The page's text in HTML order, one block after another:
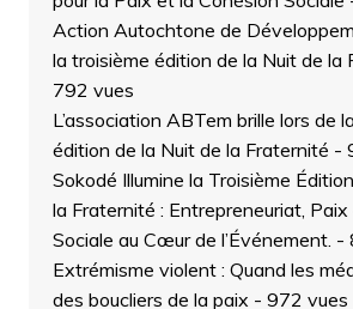
Action Autochtone de
la troisième édition de la Nuit de la
792 vues
L’association ABTem brille lors de
édition de la Nuit de la Fraternité -
Sokodé Illumine la Troisième
la Fraternité : Entrepreneuriat,
Sociale au Cœur de l’Événement. -
Extrémisme violent : Quand les
des boucliers de la paix - 972 vues